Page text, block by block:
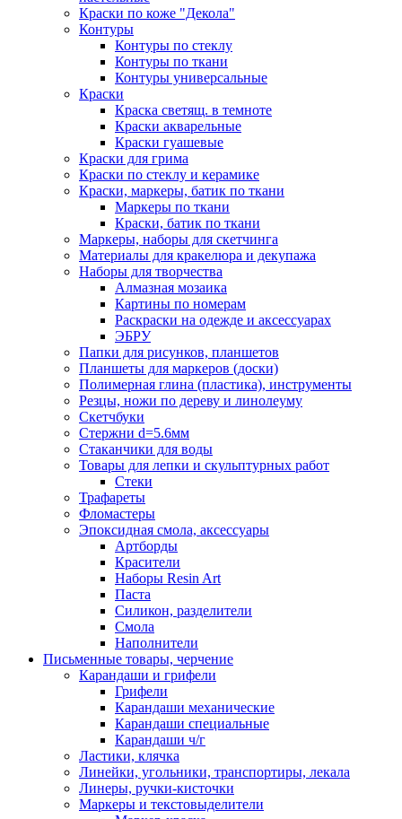
Краски по коже "Декола"
Контуры
Контуры по стеклу
Контуры по ткани
Контуры универсальные
Краски
Краска светящ. в темноте
Краски акварельные
Краски гуашевые
Краски для грима
Краски по стеклу и керамике
Краски, маркеры, батик по ткани
Маркеры по ткани
Краски, батик по ткани
Маркеры, наборы для скетчинга
Материалы для кракелюра и декупажа
Наборы для творчества
Алмазная мозаика
Картины по номерам
Раскраски на одежде и аксессуарах
ЭБРУ
Папки для рисунков, планшетов
Планшеты для маркеров (доски)
Полимерная глина (пластика), инструменты
Резцы, ножи по дереву и линолеуму
Скетчбуки
Стержни d=5.6мм
Стаканчики для воды
Товары для лепки и скульптурных работ
Стеки
Трафареты
Фломастеры
Эпоксидная смола, аксессуары
Артборды
Красители
Наборы Resin Art
Паста
Силикон, разделители
Смола
Наполнители
Письменные товары, черчение
Карандаши и грифели
Грифели
Карандаши механические
Карандаши специальные
Карандаши ч/г
Ластики, клячка
Линейки, угольники, транспортиры, лекала
Линеры, ручки-кисточки
Маркеры и текстовыделители